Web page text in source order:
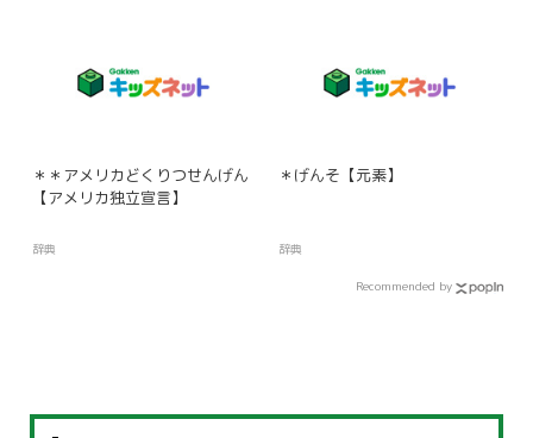
＊＊アメリカどくりつせんげん
【アメリカ独立宣言】
辞典
＊げんそ【元素】
辞典
Recommended by